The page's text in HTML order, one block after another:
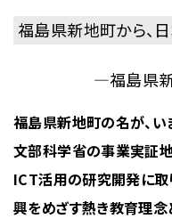
福島県新地町から、
―福島県
福島県新地町の名が、い
文部科学省の事業実証
ICT活用の研究開発に取
興をめざす熱き教育理念